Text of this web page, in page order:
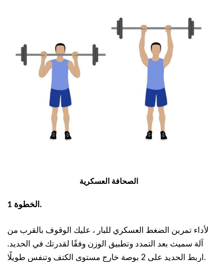
الصحافة العسكرية
الخطوة 1.
لأداء تمرين الضغط العسكري للبار ، عليك الوقوف بالقرب من
آلة سميث بعد التمدد وتطبيق الوزن وفقًا لقدرتك في الحديد.
اربط الحديد على 2 بوصة خارج مستوى الكتف وتنفس طويلًا.